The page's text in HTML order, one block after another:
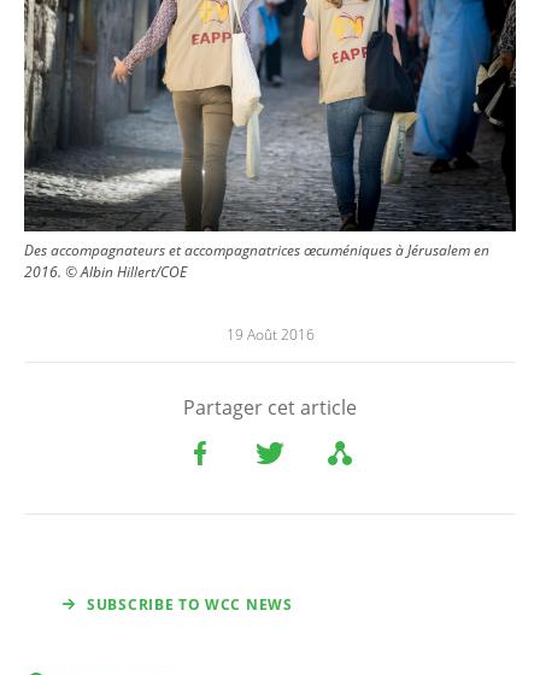
Des accompagnateurs et accompagnatrices œcuméniques à Jérusalem en
2016. © Albin Hillert/COE
19 Août 2016
Partager cet article
SUBSCRIBE TO WCC NEWS